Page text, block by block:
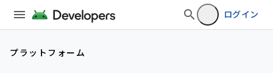
ログイン
プラットフォーム